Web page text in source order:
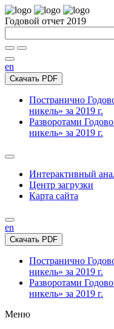
Годовой отчет 2019
en
Скачать PDF
Постранично
никель» за 2019 г.
Разворотами
никель» за 2019 г.
Интерактивный
Центр загрузки
Карта сайта
en
Скачать PDF
Постранично
никель» за 2019 г.
Разворотами
никель» за 2019 г.
Меню